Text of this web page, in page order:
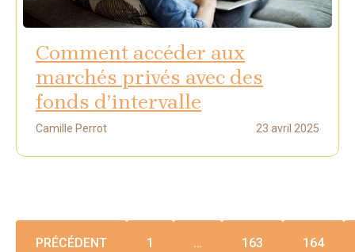
Comment accéder aux
marchés privés avec des
fonds d’intervalle
Camille Perrot 23 avril 2025
PRÉCÉDENT 1 … 163 164